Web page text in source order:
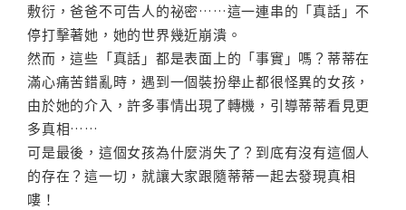
敷衍，爸爸不可告人的祕密……這一連串的「真話」不
停打擊著她，她的世界幾近崩潰。
然而，這些「真話」都是表面上的「事實」嗎？蒂蒂在
滿心痛苦錯亂時，遇到一個裝扮舉止都很怪異的女孩，
由於她的介入，許多事情出現了轉機，引導蒂蒂看見更
多真相……
可是最後，這個女孩為什麼消失了？到底有沒有這個人
的存在？這一切，就讓大家跟隨蒂蒂一起去發現真相
嘍！